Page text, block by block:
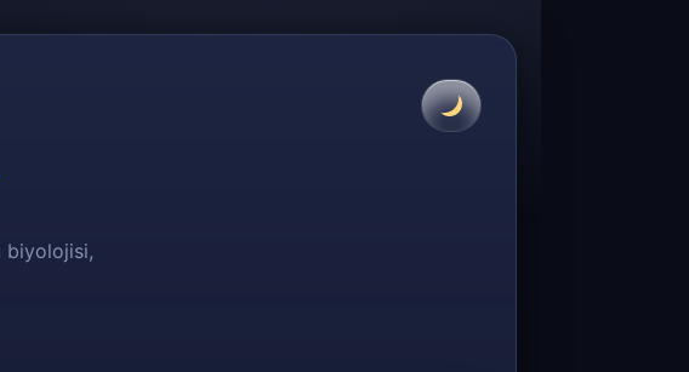
biyolojisi,